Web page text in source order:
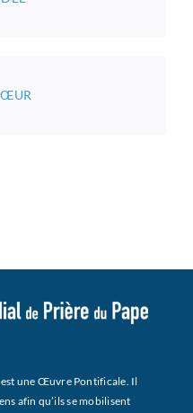
est une Œuvre Pontificale. Il
afin qu’ils se mobilisent